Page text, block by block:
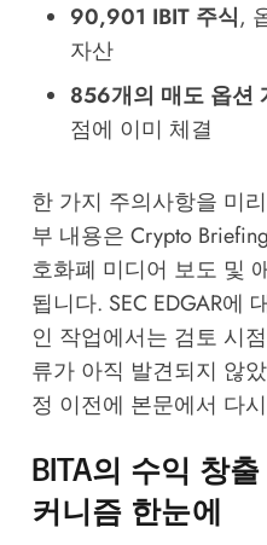
90,901 IBIT 주식,
자산
856개의 매도 옵션
점에 이미 체결
한 가지 주의사항을 미
부 내용은 Crypto Briefing
호화폐 미디어 보도 및
됩니다. SEC EDGAR에
인 작업에서는 검토 시
류가 아직 발견되지 않
정 이전에 본문에서 다
BITA의 수익 창
커니즘 한눈에